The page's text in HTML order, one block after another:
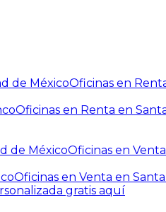
de MéxicoOficinas en
Oficinas en Renta en
de MéxicoOficinas en
Oficinas en Venta en
gratis aquí